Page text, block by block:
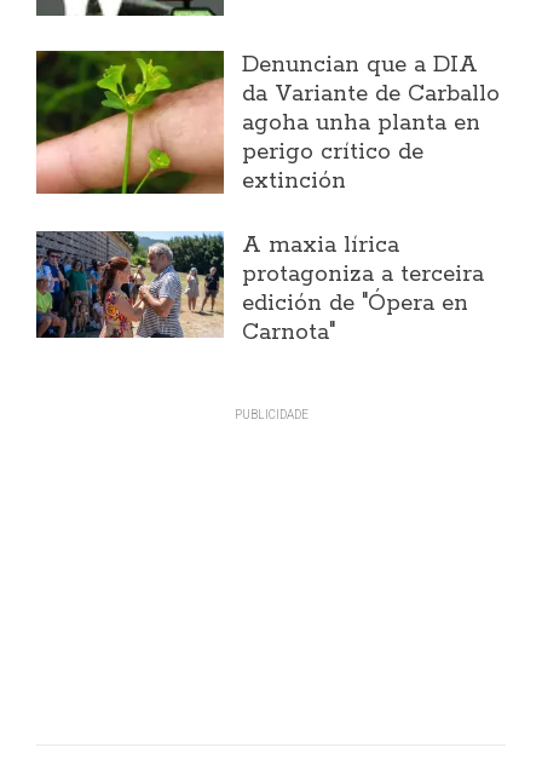
Denuncian que a DIA
da Variante de Carballo
agoha unha planta en
perigo crítico de
extinción
A maxia lírica
protagoniza a terceira
edición de "Ópera en
Carnota"